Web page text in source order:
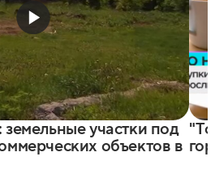
участки под
объектов в